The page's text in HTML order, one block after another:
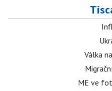
Válka
ME ve